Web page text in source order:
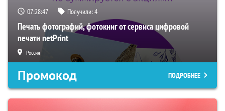
07:28:47 Получили:4
Печать фотографий, фотокниг от сервиса цифровой
печати netPrint
Россия
Промокод ПОДРОБНЕЕ